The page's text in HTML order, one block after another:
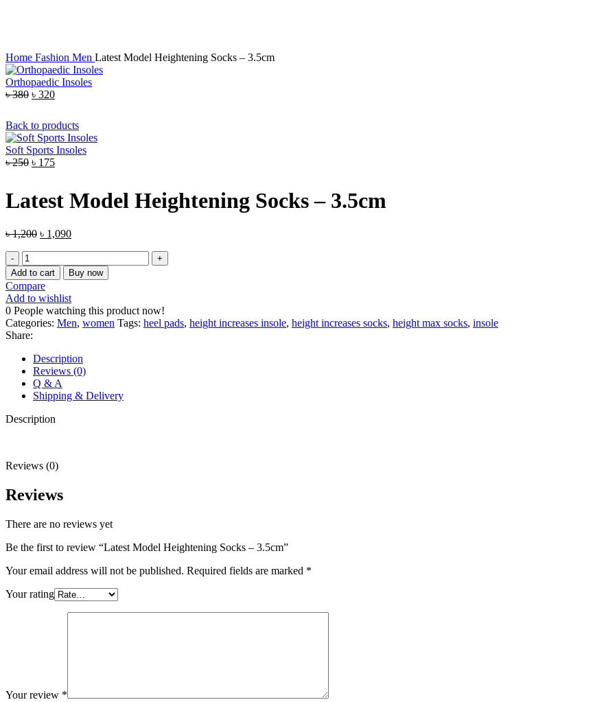
Home Fashion Men Latest Model Heightening Socks – 3.5cm
Orthopaedic Insoles
৳380 ৳ 320
Back to products
Soft Sports Insoles
৳250 ৳ 175
Latest Model Heightening Socks – 3.5cm
৳1,200 ৳ 1,090
Add to cart Buy now
Compare
Add to wishlist
0 People watching this product now!
Categories: Men, women Tags: heel pads, height increases insole, height increases socks, height max socks, insole
Share:
Description
Reviews (0)
Q & A
Shipping & Delivery
Description
Reviews (0)
Reviews
There are no reviews yet
Be the first to review “Latest Model Heightening Socks – 3.5cm”
Your email address will not be published. Required fields are marked *
Your rating
Your review *